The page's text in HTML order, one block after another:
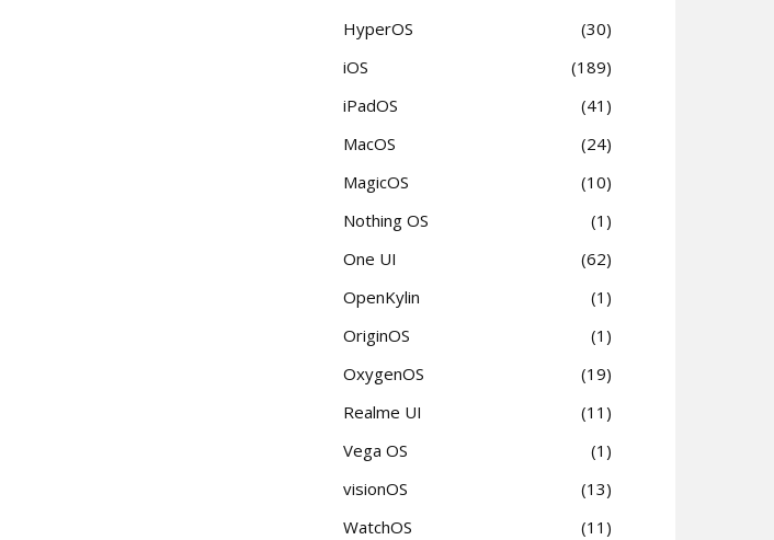
HyperOS
30
iOS
189
iPadOS
41
MacOS
24
MagicOS
10
Nothing OS
1
One UI
62
OpenKylin
1
OriginOS
1
OxygenOS
19
Realme UI
11
Vega OS
1
visionOS
13
WatchOS
11